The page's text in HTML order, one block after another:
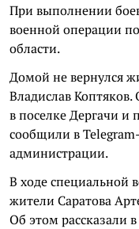
При выполнении
военной операции
области.
Домой не вернулся
Владислав Коптяков.
в поселке Дергачи и
сообщили в
администрации.
В ходе специальной
жители Саратова
Об этом рассказали